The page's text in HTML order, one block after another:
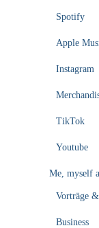
Spotify
Apple
Instagram
TikTok
Youtube
Me, myself
Vorträge
Business